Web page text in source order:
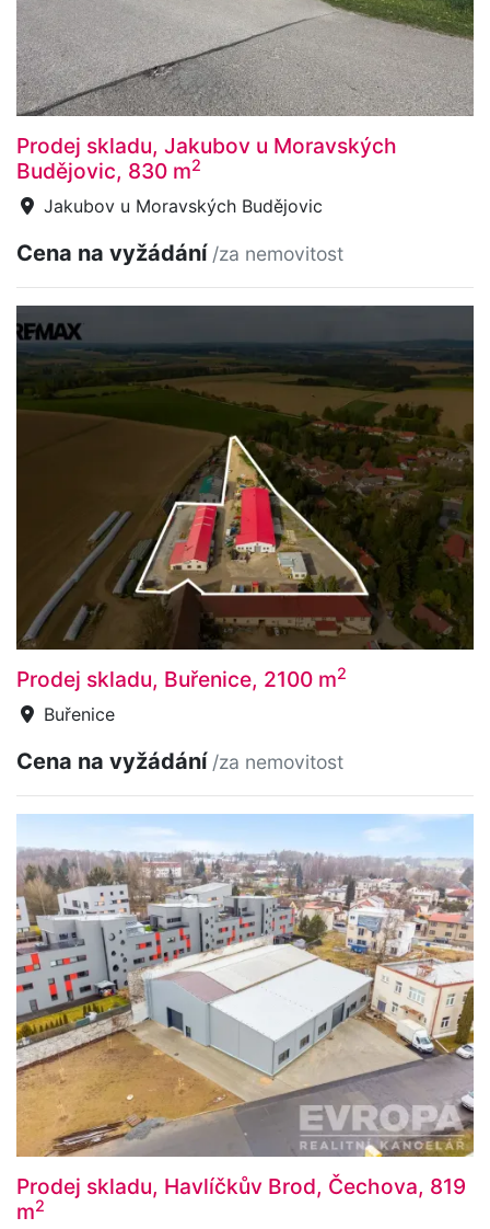
Prodej skladu, Jakubov u Moravských
Budějovic, 830 m2
Jakubov u Moravských Budějovic
Cena na vyžádání /za nemovitost
Prodej skladu, Buřenice, 2100 m2
Buřenice
Cena na vyžádání /za nemovitost
Prodej skladu, Havlíčkův Brod, Čechova, 819
m2